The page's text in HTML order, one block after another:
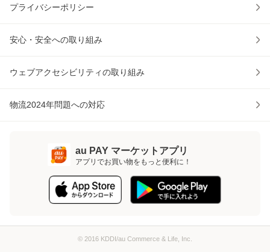
プライバシーポリシー
安心・安全への取り組み
ウェブアクセシビリティの取り組み
物流2024年問題への対応
au PAY マーケットアプリ
アプリでお買い物をもっと便利に！
© 2016 KDDI/au Commerce & Life, Inc.